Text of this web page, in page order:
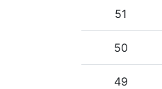
51
50
49